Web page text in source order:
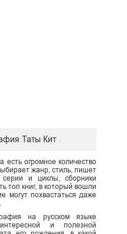
Таты Кит
есть огромное количество
жанр, стиль, пишет
и циклы, сборники
топ книг, в который вошли
могут похвастаться даже
на русском языке
и полезной